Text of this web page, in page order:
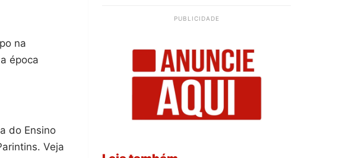
na
época
do Ensino
Veja
PUBLICIDADE